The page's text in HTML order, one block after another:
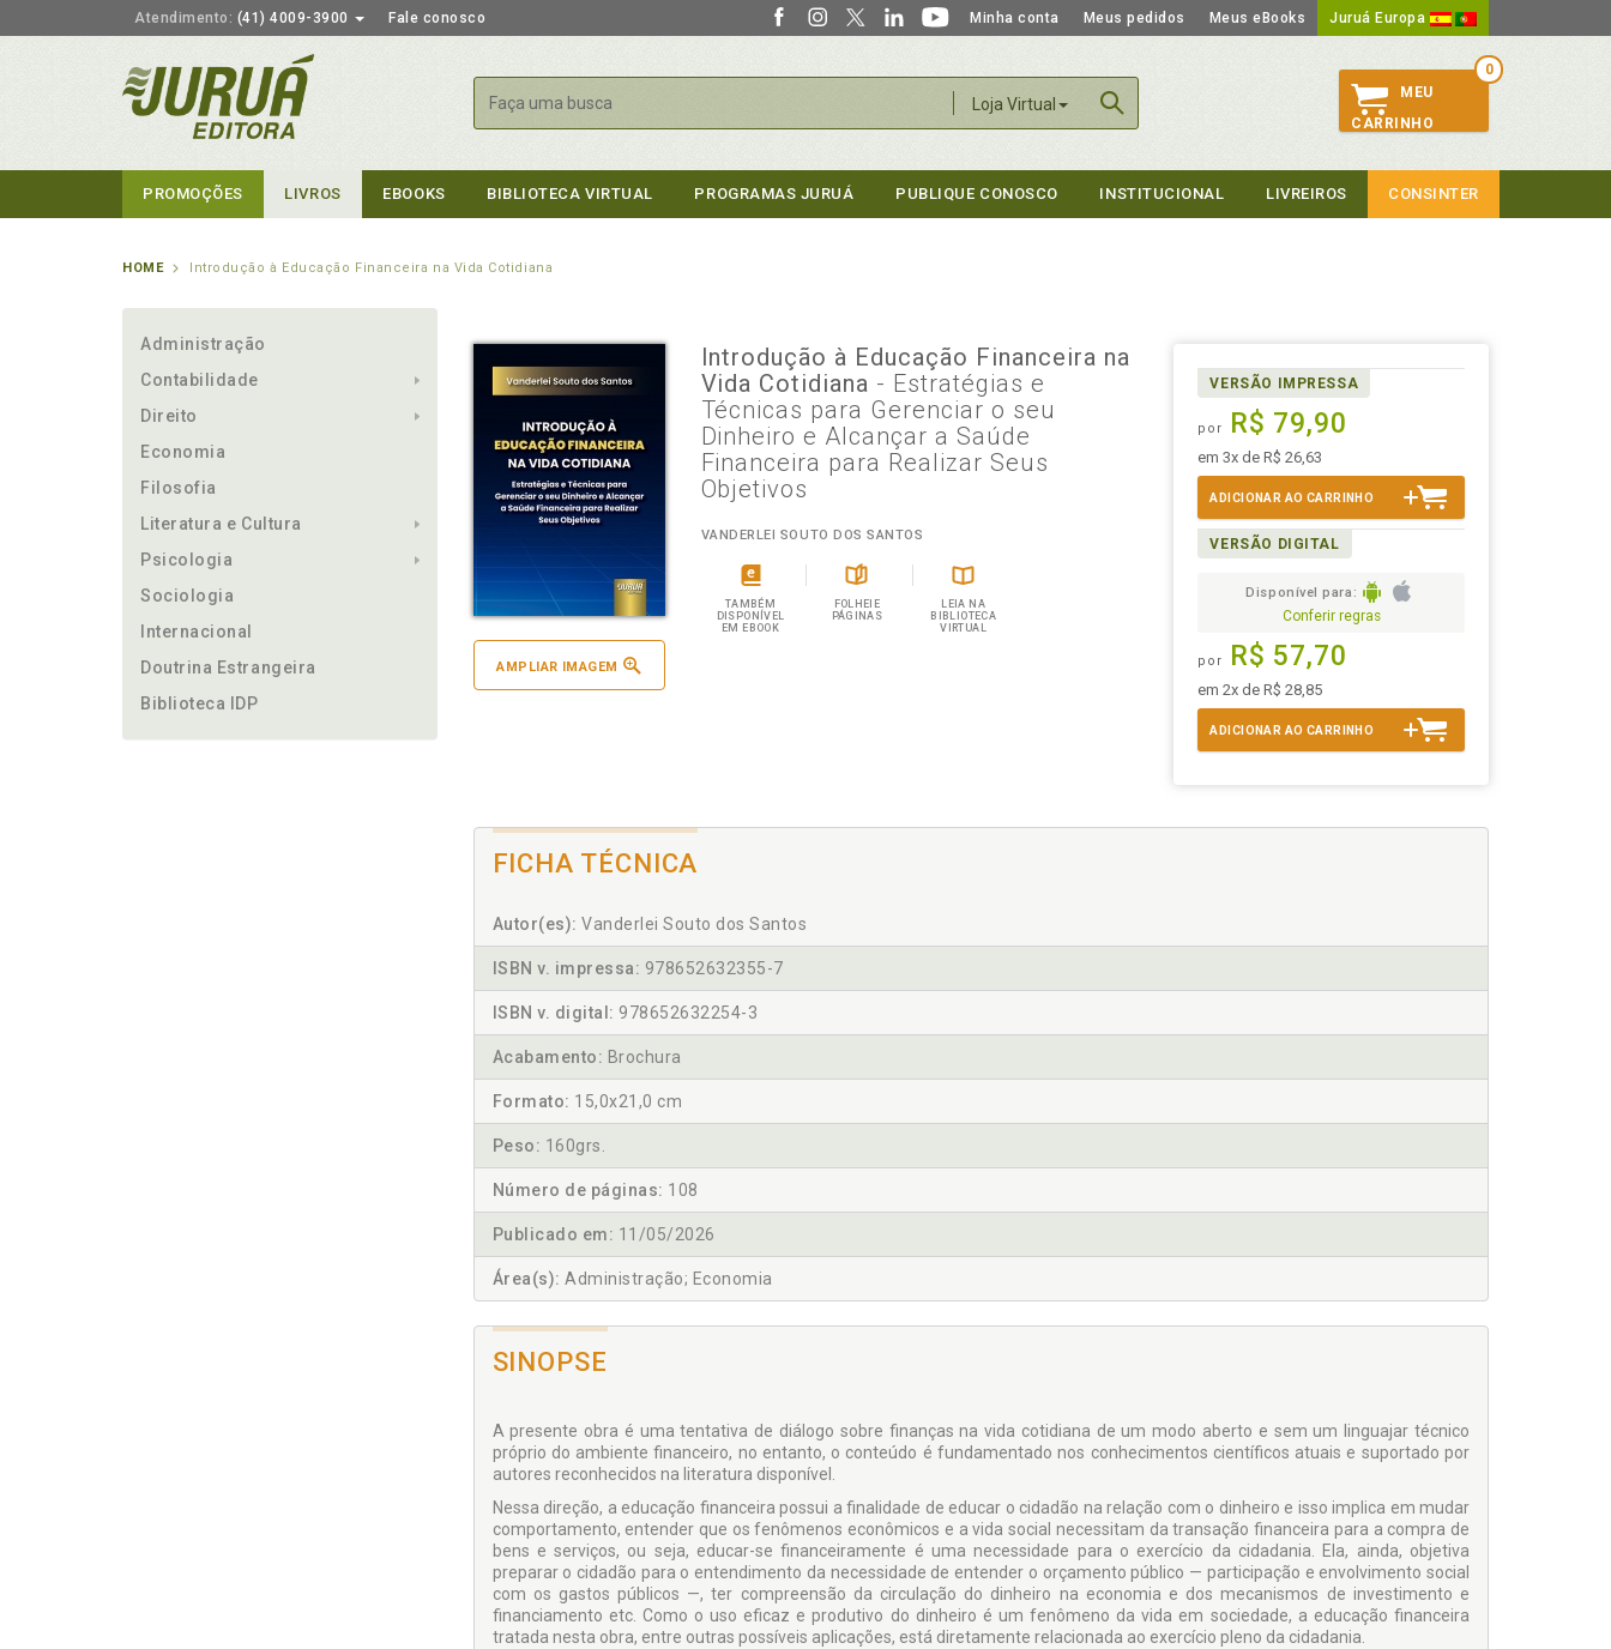
Atendimento: (41) 4009-3900 Fale conosco Minha conta Meus pedidos Meus eBooks Juruá Europa
Loja Virtual
Buscar
0
MEU
CARRINHO
PROMOÇÕES LIVROS EBOOKS BIBLIOTECA VIRTUAL PROGRAMAS JURUÁ PUBLIQUE CONOSCO INSTITUCIONAL LIVREIROS CONSINTER
HOME Introdução à Educação Financeira na Vida Cotidiana
Administração
Contabilidade
Direito
Economia
Filosofia
Literatura e Cultura
Psicologia
Sociologia
Internacional
Doutrina Estrangeira
Biblioteca IDP
AMPLIAR IMAGEM
Introdução à Educação Financeira na
Vida Cotidiana - Estratégias e
Técnicas para Gerenciar o seu
Dinheiro e Alcançar a Saúde
Financeira para Realizar Seus
Objetivos
VANDERLEI SOUTO DOS SANTOS
TAMBÉM
DISPONÍVEL
EM EBOOK
FOLHEIE
PÁGINAS
LEIA NA
BIBLIOTECA
VIRTUAL
VERSÃO IMPRESSA
por R$ 79,90
em 3x de R$ 26,63
ADICIONAR AO CARRINHO
VERSÃO DIGITAL
Disponível para:
Conferir regras
por R$ 57,70
em 2x de R$ 28,85
ADICIONAR AO CARRINHO
FICHA TÉCNICA
Autor(es): Vanderlei Souto dos Santos
ISBN v. impressa: 978652632355-7
ISBN v. digital: 978652632254-3
Acabamento: Brochura
Formato: 15,0x21,0 cm
Peso: 160grs.
Número de páginas: 108
Publicado em: 11/05/2026
Área(s): Administração; Economia
SINOPSE
A presente obra é uma tentativa de diálogo sobre finanças na vida cotidiana de um modo aberto e sem um linguajar técnico
próprio do ambiente financeiro, no entanto, o conteúdo é fundamentado nos conhecimentos científicos atuais e suportado por
autores reconhecidos na literatura disponível.
Nessa direção, a educação financeira possui a finalidade de educar o cidadão na relação com o dinheiro e isso implica em mudar
comportamento, entender que os fenômenos econômicos e a vida social necessitam da transação financeira para a compra de
bens e serviços, ou seja, educar-se financeiramente é uma necessidade para o exercício da cidadania. Ela, ainda, objetiva
preparar o cidadão para o entendimento da necessidade de entender o orçamento público — participação e envolvimento social
com os gastos públicos —, ter compreensão da circulação do dinheiro na economia e dos mecanismos de investimento e
financiamento etc. Como o uso eficaz e produtivo do dinheiro é um fenômeno da vida em sociedade, a educação financeira
tratada nesta obra, entre outras possíveis aplicações, está diretamente relacionada ao exercício pleno da cidadania.